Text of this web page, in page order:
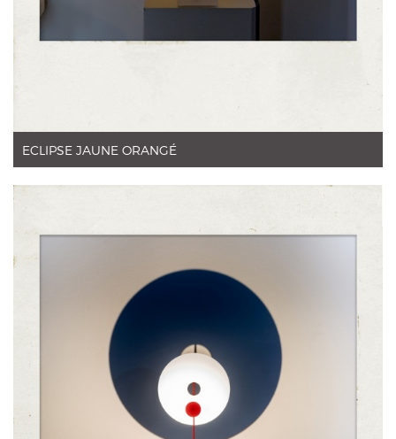
ECLIPSE JAUNE ORANGÉ